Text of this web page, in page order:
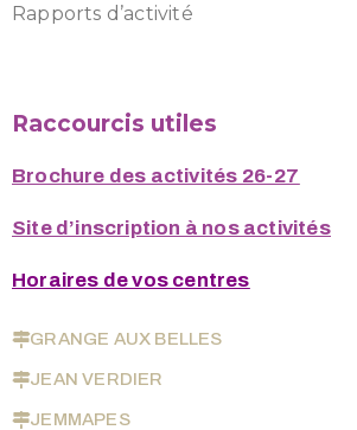
Rapports d’activité
Raccourcis utiles
Brochure des activités 26-27
Site d’inscription à nos activités
Horaires de vos centres
GRANGE AUX BELLES
JEAN VERDIER
JEMMAPES